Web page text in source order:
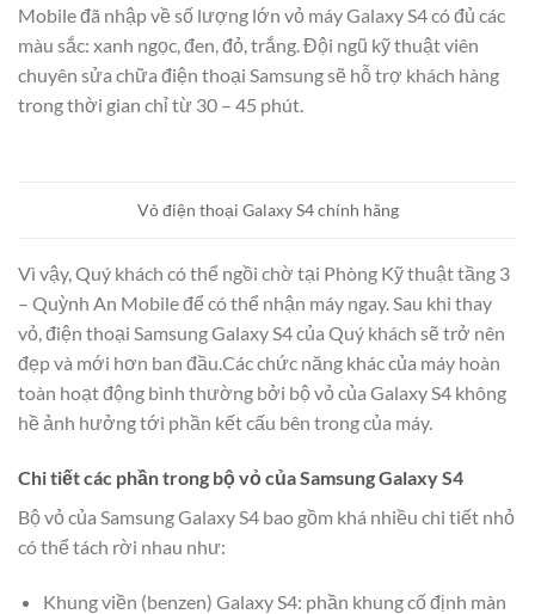
Mobile đã nhập về số lượng lớn vỏ máy Galaxy S4 có đủ các
màu sắc: xanh ngọc, đen, đỏ, trắng. Đội ngũ kỹ thuật viên
chuyên sửa chữa điện thoại Samsung sẽ hỗ trợ khách hàng
trong thời gian chỉ từ 30 – 45 phút.
Vỏ điện thoại Galaxy S4 chính hãng
Vì vậy, Quý khách có thể ngồi chờ tại Phòng Kỹ thuật tầng 3
– Quỳnh An Mobile để có thể nhận máy ngay. Sau khi thay
vỏ, điện thoại Samsung Galaxy S4 của Quý khách sẽ trở nên
đẹp và mới hơn ban đầu.Các chức năng khác của máy hoàn
toàn hoạt động bình thường bởi bộ vỏ của Galaxy S4 không
hề ảnh hưởng tới phần kết cấu bên trong của máy.
Chi tiết các phần trong bộ vỏ của Samsung Galaxy S4
Bộ vỏ của Samsung Galaxy S4 bao gồm khá nhiều chi tiết nhỏ
có thể tách rời nhau như:
Khung viền (benzen) Galaxy S4: phần khung cố định màn